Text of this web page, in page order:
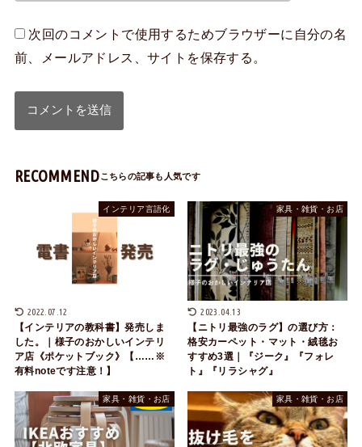
次回のコメントで使用するためブラウザーに自分の名
前、メールアドレス、サイトを保存する。
RECOMMEND
インテリア言語化
2022.07.12
【インテリアの教科書】発売しま
した。｜様子のおかしいインテリ
ア店《ポケットブック》【……※
有料noteです注意！】
家具・雑貨・お店
2023.04.13
【ニトリ最強のラグ】の選び方：
格安カーペット・マット・絨毯お
すすめ3選｜『ジーク』『フォレ
ト』『リラシャグ』
家具・雑貨・お店 家具・雑貨・お店